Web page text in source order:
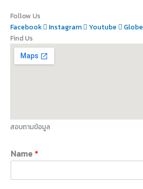
Follow Us
Facebook
Instagram Youtube
Globe
Find Us
สอบถามข้อมูล
Name *